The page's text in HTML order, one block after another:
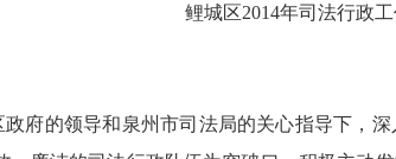
鲤城区2014年司法行政
府的领导和泉州市司法局的关心指导下，